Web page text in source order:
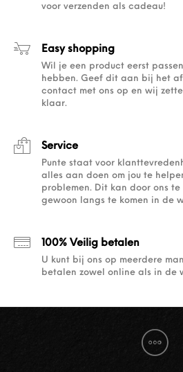
voor verzenden als cadeau!
Easy shopping
Wil je een product eerst
hebben. Geef dit aan bij het
contact met ons op en wij
klaar.
Service
Punte staat voor
alles aan doen om jou te
problemen. Dit kan door ons
gewoon langs te komen in de
100% Veilig betalen
U kunt bij ons op meerdere
betalen zowel online als in de